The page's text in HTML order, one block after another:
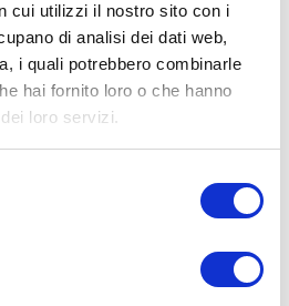
cui utilizzi il nostro sito con i
di analisi dei dati web,
i quali potrebbero combinarle
hai fornito loro o che hanno
loro servizi.
rivoluzionario
Non più con il metodo innovativo